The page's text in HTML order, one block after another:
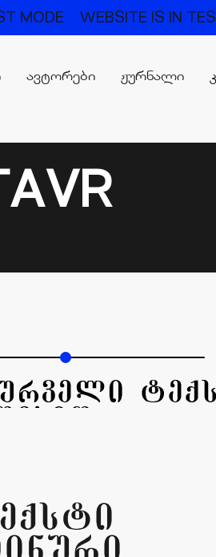
MODE WEBSITE IS IN
ავტორები ჟურნალი